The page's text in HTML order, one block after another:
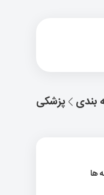
پزشکی بندی
ها